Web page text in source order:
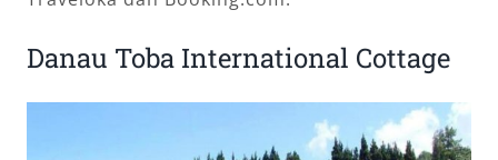
Danau Toba International Cottage